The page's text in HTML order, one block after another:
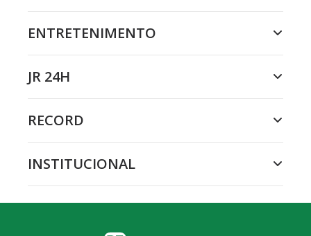
ENTRETENIMENTO
JR 24H
RECORD
INSTITUCIONAL